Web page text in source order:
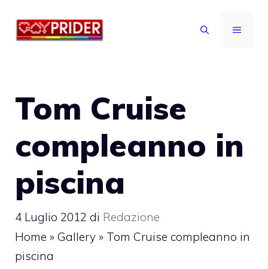
MENU
Tom Cruise
compleanno in
piscina
4 Luglio 2012 di Redazione
Home » Gallery » Tom Cruise compleanno in
piscina